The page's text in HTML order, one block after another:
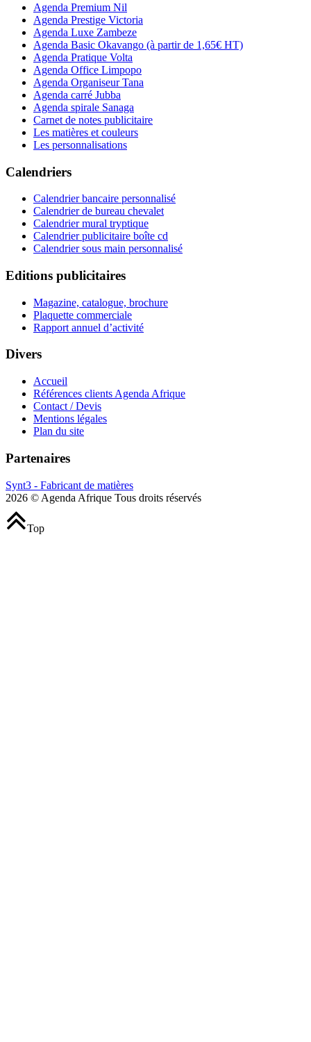
Agenda Premium Nil
Agenda Prestige Victoria
Agenda Luxe Zambeze
Agenda Basic Okavango (à partir de 1,65€ HT)
Agenda Pratique Volta
Agenda Office Limpopo
Agenda Organiseur Tana
Agenda carré Jubba
Agenda spirale Sanaga
Carnet de notes publicitaire
Les matières et couleurs
Les personnalisations
Calendriers
Calendrier bancaire personnalisé
Calendrier de bureau chevalet
Calendrier mural tryptique
Calendrier publicitaire boîte cd
Calendrier sous main personnalisé
Editions publicitaires
Magazine, catalogue, brochure
Plaquette commerciale
Rapport annuel d’activité
Divers
Accueil
Références clients Agenda Afrique
Contact / Devis
Mentions légales
Plan du site
Partenaires
Synt3 - Fabricant de matières
2026 © Agenda Afrique Tous droits réservés
Top